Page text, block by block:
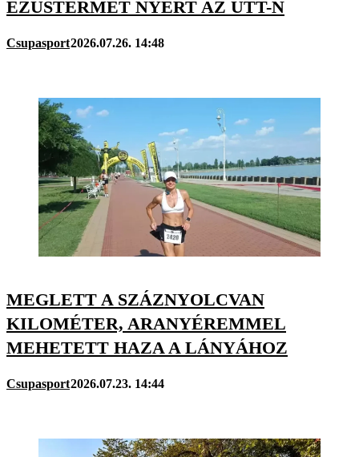
EZÜSTÉRMET NYERT AZ UTT-N
Csupasport2026.07.26. 14:48
MEGLETT A SZÁZNYOLCVAN
KILOMÉTER, ARANYÉREMMEL
MEHETETT HAZA A LÁNYÁHOZ
Csupasport2026.07.23. 14:44